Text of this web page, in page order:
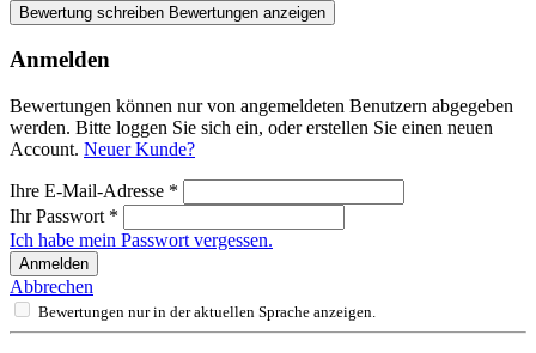
Bewertung schreiben Bewertungen anzeigen
Anmelden
Bewertungen können nur von angemeldeten Benutzern abgegeben
werden. Bitte loggen Sie sich ein, oder erstellen Sie einen neuen
Account. Neuer Kunde?
Ihre E-Mail-Adresse *
Ihr Passwort *
Ich habe mein Passwort vergessen.
Anmelden
Abbrechen
Bewertungen nur in der aktuellen Sprache anzeigen.